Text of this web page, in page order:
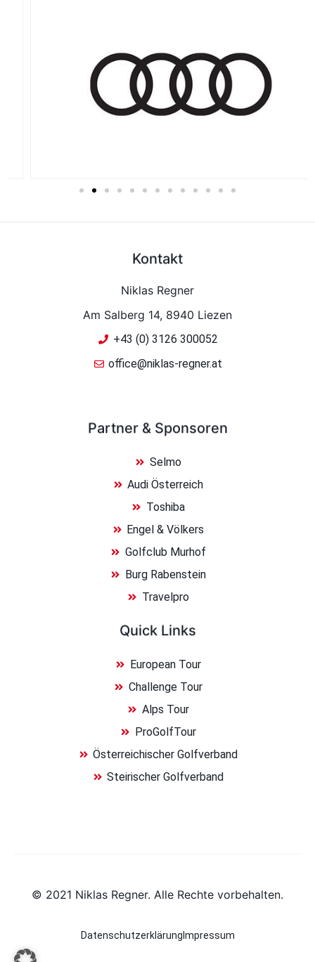
Kontakt
Niklas Regner
Am Salberg 14, 8940 Liezen
+43 (0) 3126 300052
office@niklas-regner.at
Partner & Sponsoren
Selmo
Audi Österreich
Toshiba
Engel & Völkers
Golfclub Murhof
Burg Rabenstein
Travelpro
Quick Links
European Tour
Challenge Tour
Alps Tour
ProGolfTour
Österreichischer Golfverband
Steirischer Golfverband
© 2021 Niklas Regner. Alle Rechte vorbehalten.
Datenschutzerklärung Impressum